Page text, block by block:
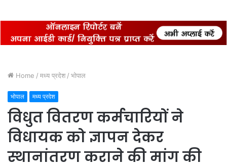
Home / मध्य प्रदेश / भोपाल
भोपाल मध्य प्रदेश
विधुत वितरण कर्मचारियों ने
विधायक को ज्ञापन देकर
स्थानांतरण कराने की मांग की